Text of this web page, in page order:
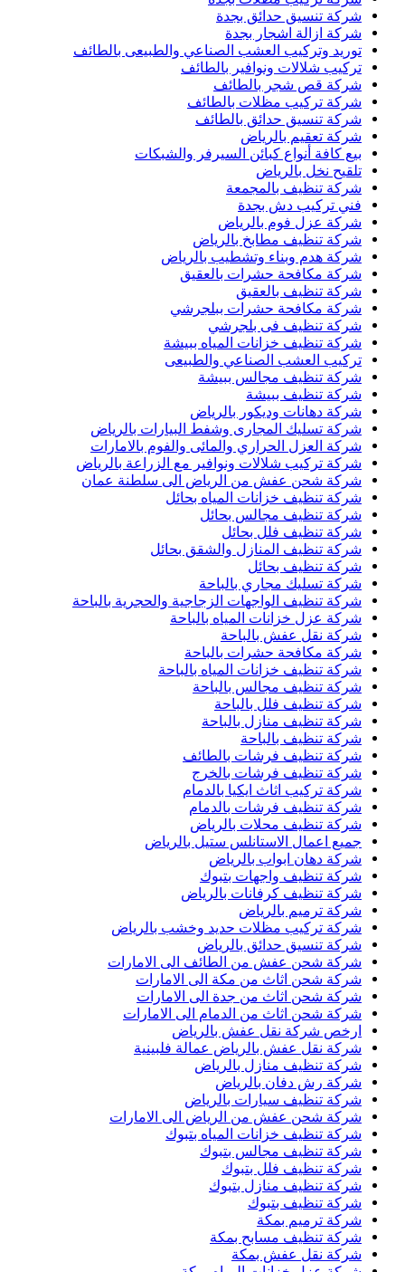
شركة تنسيق حدائق بجدة
شركة ازالة اشجار بجدة
توريد وتركيب العشب الصناعي والطبيعى بالطائف
تركيب شلالات ونوافير بالطائف
شركة قص شجر بالطائف
شركة تركيب مظلات بالطائف
شركة تنسيق حدائق بالطائف
شركة تعقيم بالرياض
بيع كافة أنواع كبائن السيرفر والشبكات
تلقيح نخل بالرياض
شركة تنظيف بالمجمعة
فني تركيب دش بجدة
شركة عزل فوم بالرياض
شركة تنظيف مطابخ بالرياض
شركة هدم وبناء وتشطيب بالرياض
شركة مكافحة حشرات بالعقيق
شركة تنظيف بالعقيق
شركة مكافحة حشرات ببلجرشي
شركة تنظيف فى بلجرشي
شركة تنظيف خزانات المياه ببيشة
تركيب العشب الصناعي والطبيعى
شركة تنظيف مجالس ببيشة
شركة تنظيف ببيشة
شركة دهانات وديكور بالرياض
شركة تسليك المجارى وشفط البيارات بالرياض
شركة العزل الحراري والمائى والفوم بالامارات
شركة تركيب شلالات ونوافير مع الزراعة بالرياض
شركة شحن عفش من الرياض الى سلطنة عمان
شركة تنظيف خزانات المياه بحائل
شركة تنظيف مجالس بحائل
شركة تنظيف فلل بحائل
شركة تنظيف المنازل والشقق بحائل
شركة تنظيف بحائل
شركة تسليك مجاري بالباحة
شركة تنظيف الواجهات الزجاجية والحجرية بالباحة
شركة عزل خزانات المياه بالباحة
شركة نقل عفش بالباحة
شركة مكافحة حشرات بالباحة
شركة تنظيف خزانات المياه بالباحة
شركة تنظيف مجالس بالباحة
شركة تنظيف فلل بالباحة
شركة تنظيف منازل بالباحة
شركة تنظيف بالباحة
شركة تنظيف فرشات بالطائف
شركة تنظيف فرشات بالخرج
شركة تركيب اثاث ايكيا بالدمام
شركة تنظيف فرشات بالدمام
شركة تنظيف محلات بالرياض
جميع اعمال الاستانلس ستيل بالرياض
شركة دهان ابواب بالرياض
شركة تنظيف واجهات بتبوك
شركة تنظيف كرفانات بالرياض
شركة ترميم بالرياض
شركة تركيب مظلات حديد وخشب بالرياض
شركة تنسيق حدائق بالرياض
شركة شحن عفش من الطائف الى الامارات
شركة شحن اثاث من مكة الى الامارات
شركة شحن اثاث من جدة الى الامارات
شركة شحن اثاث من الدمام الى الامارات
ارخص شركة نقل عفش بالرياض
شركة نقل عفش بالرياض عمالة فلبينية
شركة تنظيف منازل بالرياض
شركة رش دفان بالرياض
شركة تنظيف سيارات بالرياض
شركة شحن عفش من الرياض الى الامارات
شركة تنظيف خزانات المياه بتبوك
شركة تنظيف مجالس بتبوك
شركة تنظيف فلل بتبوك
شركة تنظيف منازل بتبوك
شركة تنظيف بتبوك
شركة ترميم بمكة
شركة تنظيف مسابح بمكة
شركة نقل عفش بمكة